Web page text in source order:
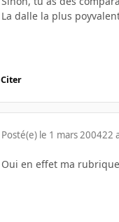
La dalle la plus
Citer
Posté(e) le 1 mars 200422
Oui en effet ma